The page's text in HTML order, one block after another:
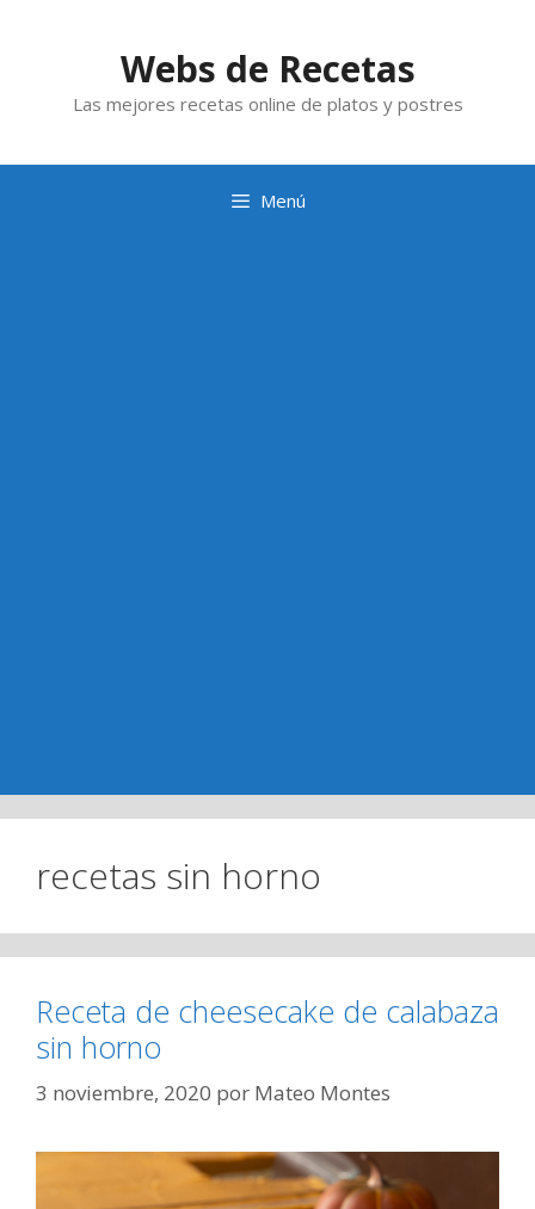
Webs de Recetas
Las mejores recetas online de platos y postres
Menú
recetas sin horno
Receta de cheesecake de calabaza
sin horno
3 noviembre, 2020 por Mateo Montes